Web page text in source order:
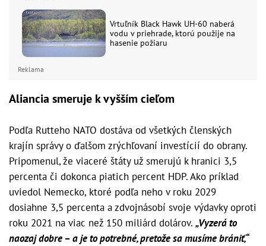
Vrtuľník Black Hawk UH-60 naberá
vodu v priehrade, ktorú použije na
hasenie požiaru
Reklama
Aliancia smeruje k vyšším cieľom
Podľa Rutteho NATO dostáva od všetkých členských
krajín správy o ďalšom zrýchľovaní investícií do obrany.
Pripomenul, že viaceré štáty už smerujú k hranici 3,5
percenta či dokonca piatich percent HDP. Ako príklad
uviedol Nemecko, ktoré podľa neho v roku 2029
dosiahne 3,5 percenta a zdvojnásobí svoje výdavky oproti
roku 2021 na viac než 150 miliárd dolárov. „Vyzerá to
naozaj dobre – a je to potrebné, pretože sa musíme brániť,“